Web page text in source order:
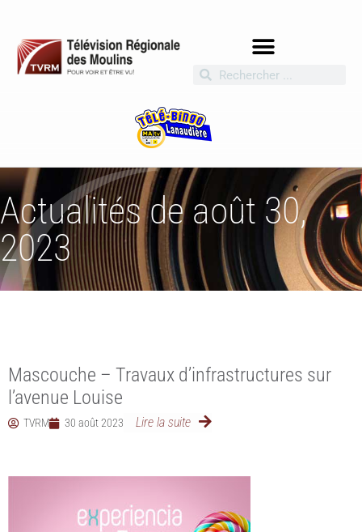
Actualités de août 30,
2023
Mascouche – Travaux d’infrastructures sur
l’avenue Louise
TVRM 30 août 2023 Lire la suite